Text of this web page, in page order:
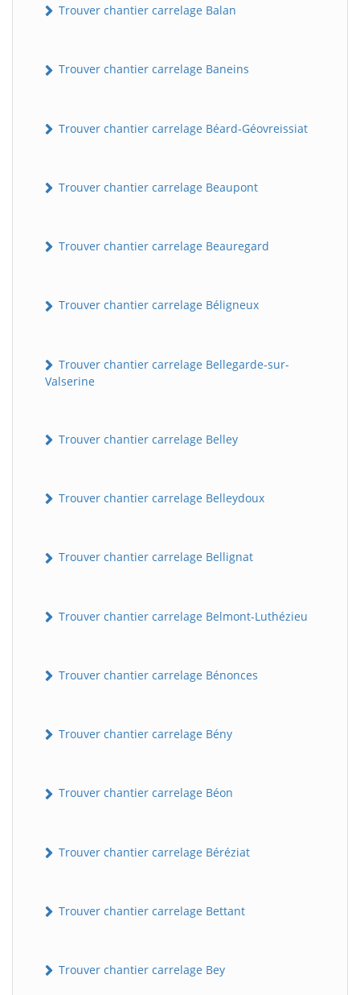
Trouver chantier carrelage Balan
Trouver chantier carrelage Baneins
Trouver chantier carrelage Béard-Géovreissiat
Trouver chantier carrelage Beaupont
Trouver chantier carrelage Beauregard
Trouver chantier carrelage Béligneux
Trouver chantier carrelage Bellegarde-sur-
Valserine
Trouver chantier carrelage Belley
Trouver chantier carrelage Belleydoux
Trouver chantier carrelage Bellignat
Trouver chantier carrelage Belmont-Luthézieu
Trouver chantier carrelage Bénonces
Trouver chantier carrelage Bény
Trouver chantier carrelage Béon
Trouver chantier carrelage Béréziat
Trouver chantier carrelage Bettant
Trouver chantier carrelage Bey